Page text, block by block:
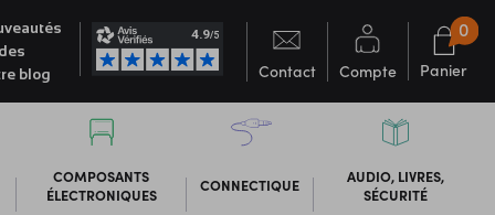
blog
Contact Compte Panier
0
COMPOSANTS
ÉLECTRONIQUES
CONNECTIQUE
AUDIO, LIVRES,
SÉCURITÉ